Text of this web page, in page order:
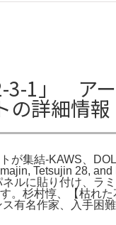
1」 アー
の詳細情報
が集結-KAWS、
Tetsujin 28,
ルに貼り付け、ラ
。杉村惇、【枯れ
有名作家、入手困